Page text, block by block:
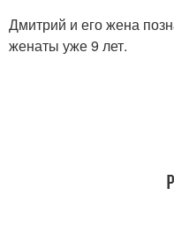
Дмитрий и его жена
женаты уже 9 лет.